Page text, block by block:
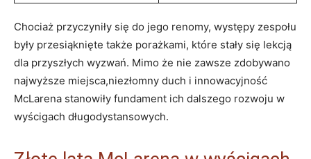
Chociaż przyczyniły się do jego renomy, występy zespołu
były przesiąknięte także porażkami, które stały się lekcją
dla przyszłych wyzwań. Mimo że nie zawsze zdobywano
najwyższe miejsca,niezłomny duch i innowacyjność
McLarena stanowiły fundament ich dalszego rozwoju w
wyścigach długodystansowych.